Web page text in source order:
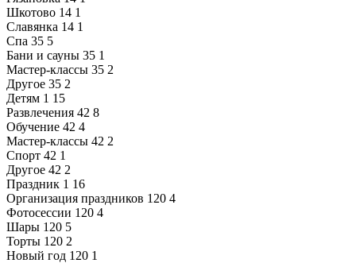
Шкотово 14 1
Славянка 14 1
Спа 35 5
Бани и сауны 35 1
Мастер-классы 35 2
Другое 35 2
Детям 1 15
Развлечения 42 8
Обучение 42 4
Мастер-классы 42 2
Спорт 42 1
Другое 42 2
Праздник 1 16
Организация праздников 120 4
Фотосессии 120 4
Шары 120 5
Торты 120 2
Новый год 120 1